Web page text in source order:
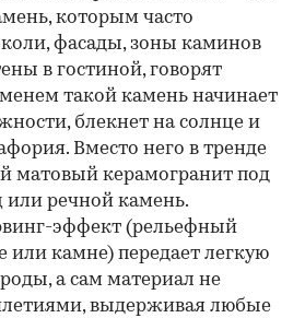
00:00
которым часто
фасады, зоны каминов
в гостиной, говорят
такой камень начинает
блекнет на солнце и
Вместо него в тренде
матовый керамогранит под
или речной камень.
эффект (рельефный
или камне) передает легкую
а сам материал не
выдерживая любые